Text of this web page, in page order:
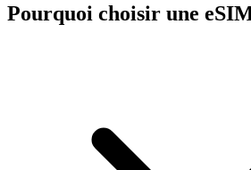
Pourquoi choisir une